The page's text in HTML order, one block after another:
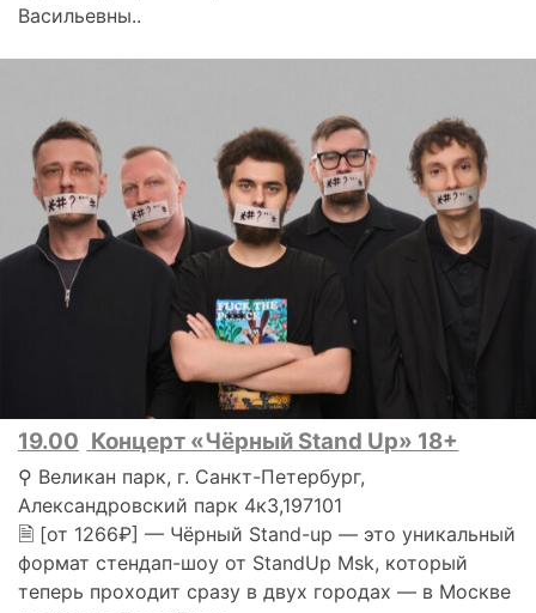
Васильевны..
19.00 Концерт «Чёрный Stand Up» 18+
⚲ Великан парк, г. Санкт-Петербург,
Александровский парк 4к3,197101
🗎 [от 1266₽] — Чёрный Stand-up — это уникальный
формат стендап-шоу от StandUp Msk, который
теперь проходит сразу в двух городах — в Москве